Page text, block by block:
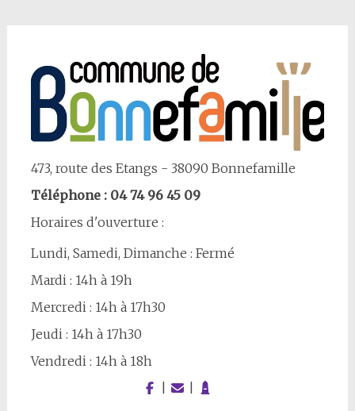
473, route des Etangs - 38090 Bonnefamille
Téléphone : 04 74 96 45 09
Horaires d'ouverture :
Lundi, Samedi, Dimanche : Fermé
Mardi : 14h à 19h
Mercredi : 14h à 17h30
Jeudi : 14h à 17h30
Vendredi : 14h à 18h